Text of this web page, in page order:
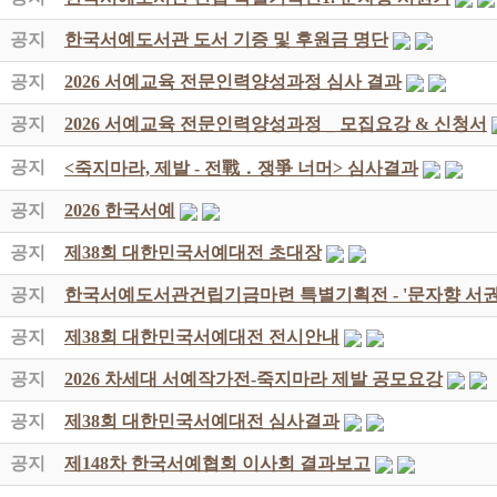
공지 한국서예도서관 도서 기증 및 후원금 명단
공지 2026 서예교육 전문인력양성과정 심사 결과
공지 2026 서예교육 전문인력양성과정 _ 모집요강 & 신청서
공지 <죽지마라, 제발 - 전戰 ․ 쟁爭 너머> 심사결과
공지 2026 한국서예
공지 제38회 대한민국서예대전 초대장
공지 한국서예도서관건립기금마련 특별기획전 - '문자향 서
공지 제38회 대한민국서예대전 전시안내
공지 2026 차세대 서예작가전-죽지마라 제발 공모요강
공지 제38회 대한민국서예대전 심사결과
공지 제148차 한국서예협회 이사회 결과보고